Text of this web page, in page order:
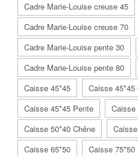
Cadre Marie-Louise creuse 45
Cadre Marie-Louise creuse 70
Cadre Marie-Louise pente 30
Cadre Marie-Louise pente 80
Caisse 45*45
Caisse 45*45
Caisse 45*45 Pente
Caisse
Caisse 50*40 Chêne
Caisse 65*50
Caisse 75*50